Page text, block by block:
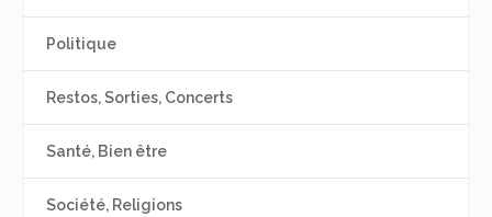
Politique
Restos, Sorties, Concerts
Santé, Bien être
Société, Religions